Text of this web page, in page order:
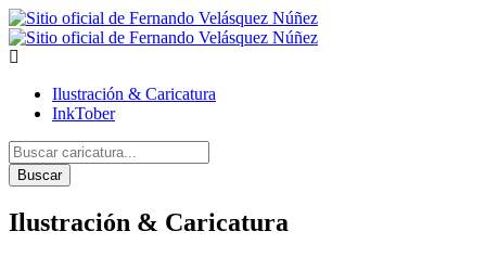
Ilustración & Caricatura
InkTober
Buscar
Ilustración & Caricatura